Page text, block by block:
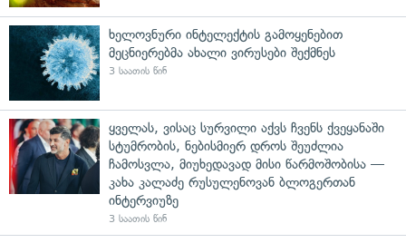
ხელოვნური ინტელექტის გამოყენებით
მეცნიერებმა ახალი ვირუსები შექმნეს
3 საათის წინ
ყველას, ვისაც სურვილი აქვს ჩვენს ქვეყანაში
სტუმრობის, ნებისმიერ დროს შეუძლია
ჩამოსვლა, მიუხედავად მისი წარმოშობისა —
კახა კალაძე რუსულენოვან ბლოგერთან
ინტერვიუზე
3 საათის წინ